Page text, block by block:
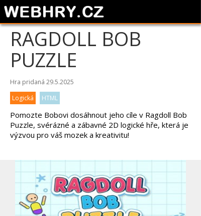
RAGDOLL BOB
PUZZLE
Hra pridaná 29.5.2025
Logická
HTML
Pomozte Bobovi dosáhnout jeho cíle v Ragdoll Bob
Puzzle, svérázné a zábavné 2D logické hře, která je
výzvou pro váš mozek a kreativitu!